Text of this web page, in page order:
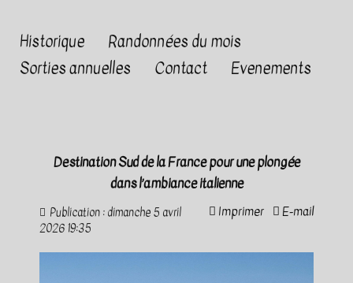
Historique
Randonnées du mois
Sorties annuelles
Contact Evenements
Destination Sud de la France pour une plongée
dans l’ambiance italienne
Imprimer E-mail
Publication : dimanche 5 avril
2026 19:35